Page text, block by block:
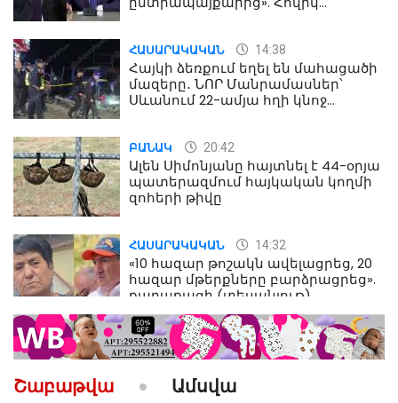
ՀԱՍԱՐԱԿԱԿԱՆ 14:38
Հայկի ձեռքում եղել են մահացածի
մազերը․ ՆՈՐ Մանրամասներ՝
Սևանում 22-ամյա հղի կնոջ
ԲԱՆԱԿ 20:42
Ալեն Սիմոնյանը հայտնել է 44-օրյա
պատերազմում հայկական կողմի
զոհերի թիվը
ՀԱՍԱՐԱԿԱԿԱՆ 14:32
«10 հազար թոշակն ավելացրեց, 20
հազար մթերքները բարձրացրեց».
քաղաքացի (տեսանյութ)
ՔԱՂԱՔԱԿԱՆ 10:52
«Լեզվիդ տալու փոխարեն
արտաբերիր այս երկու
նախադասությունը»․ Իշխան
Շաբաթվա Ամսվա